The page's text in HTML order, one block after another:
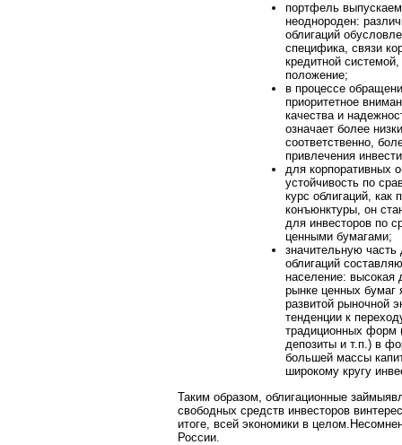
портфель
неоднороден:
облигаций
специфика, связи
кредитной
положение;
в процессе
приоритетное
качества и
означает более
соответственно,
привлечения
для корпоративных
устойчивость по
курс облигаций, как
конъюнктуры, он
для инвесторов по
ценными бумагами;
значительную
облигаций
население: высокая
рынке ценных бумаг
развитой рыночной
тенденции к
традиционных форм
депозиты и т.п.) в
большей массы
широкому кругу
Таким образом, облигационные
свободных средств инвесторов
итоге, всей экономики в
России.